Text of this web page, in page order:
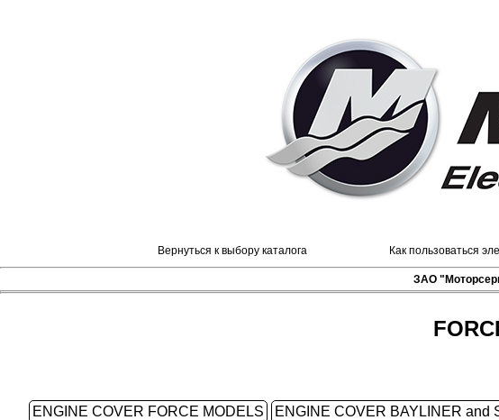
Вернуться к выбору каталога Как пользоваться
ЗАО
ENGINE COVER FORCE MODELS ENGINE COVER BAYLINER and